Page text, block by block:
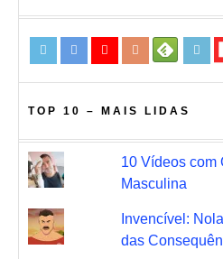
TOP 10 – MAIS LIDAS
10 Vídeos com
Masculina
Invencível:
das